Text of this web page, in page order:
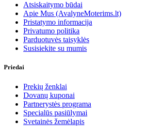
Atsiskaitymo būdai
Apie Mus (AvalyneMoterims.lt)
Pristatymo informacija
Privatumo politika
Parduotuvės taisyklės
Susisiekite su mumis
Priedai
Prekių ženklai
Dovanų kuponai
Partnerystės programa
Specialūs pasiūlymai
Svetainės žemėlapis